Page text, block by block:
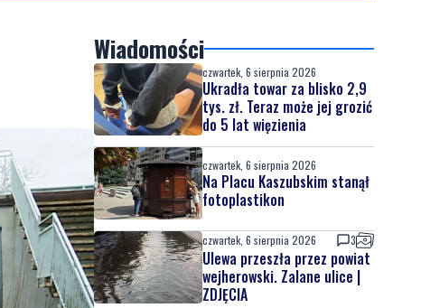
Wiadomości
czwartek, 6 sierpnia 2026
Ukradła towar za blisko 2,9
tys. zł. Teraz może jej grozić
do 5 lat więzienia
czwartek, 6 sierpnia 2026
Na Placu Kaszubskim stanął
fotoplastikon
czwartek, 6 sierpnia 2026 3
Ulewa przeszła przez powiat
wejherowski. Zalane ulice |
ZDJĘCIA